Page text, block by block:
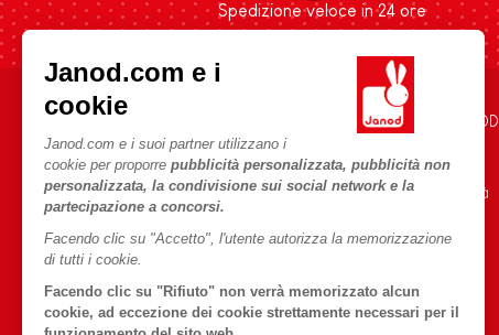
Janod.com e i
cookie
Janod.com e i suoi partner utilizzano i
cookie per proporre pubblicità personalizzata, pubblicità non
personalizzata, la condivisione sui social network e la
partecipazione a concorsi.
Facendo clic su "Accetto", l'utente autorizza la memorizzazione
di tutti i cookie.
Facendo clic su "Rifiuto" non verrà memorizzato alcun
cookie, ad eccezione dei cookie strettamente necessari per il
Spedizione veloce in 24 ore
Condizioni Generali Di Vendita
Domande Frequenti
Negozi
Richiamo prodotti
Termini delle offerte
L'UNIVERSO JANOD
Storia
Le nostre attività